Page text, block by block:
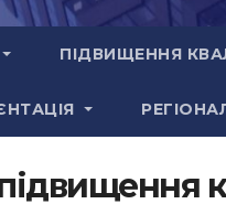
ПІДВИЩЕННЯ